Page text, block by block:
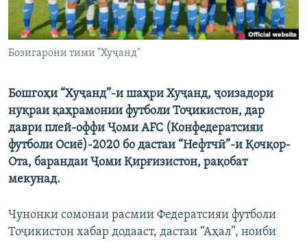
Ҳамаи сомонаҳои RFE/RL
Бозигарони тими "Хуҷанд"
Бошгоҳи “Хуҷанд”-и шаҳри Хуҷанд, ҷоизадори
нуқраи қаҳрамонии футболи Тоҷикистон, дар
даври плей-оффи Ҷоми AFC (Конфедератсияи
футболи Осиё)-2020 бо дастаи “Нефтчӣ”-и Қочқор-
Ота, барандаи Ҷоми Қирғизистон, рақобат
мекунад.
Чунонки сомонаи расмии Федератсияи футболи
Тоҷикистон хабар додааст, дастаи “Аҳал”, ноиби